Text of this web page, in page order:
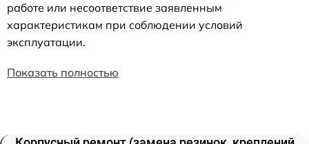
работе или несоответствие заявленным
характеристикам при соблюдении условий
эксплуатации.
Показать полностью